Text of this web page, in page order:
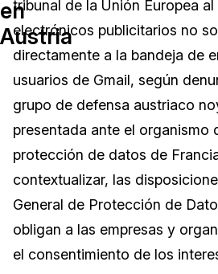
Redacción de audio
Redacción en Bulto
Redacción de imágenes
Transcripción y
Transportación
La Atención Médica
Educación
El Gobierno
Servicios Financieros
Recursos
Preguntas Frecuentes
Artículos
Casos Practicos
Videoteca
Recomendaciones
Eventos
en
Austria
tribunal de la Unión Europea
electrónicos publicitarios no
directamente a la bandeja de
usuarios de Gmail, según
grupo de defensa austriaco
presentada ante el organismo
protección de datos de
contextualizar, las
General de Protección de
obligan a las empresas y
el consentimiento de los